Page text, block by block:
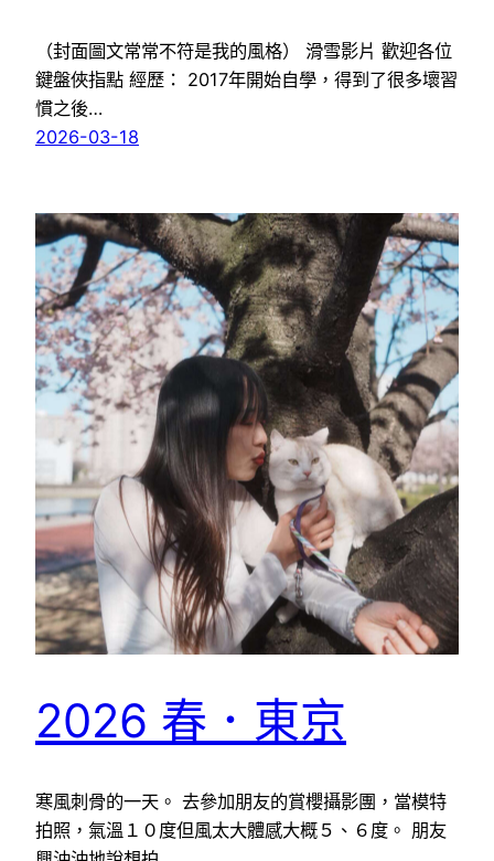
（封面圖文常常不符是我的風格） 滑雪影片 歡迎各位
鍵盤俠指點 經歷： 2017年開始自學，得到了很多壞習
慣之後…
2026-03-18
2026 春．東京
寒風刺骨的一天。 去參加朋友的賞櫻攝影團，當模特
拍照，氣溫１０度但風太大體感大概５、６度。 朋友